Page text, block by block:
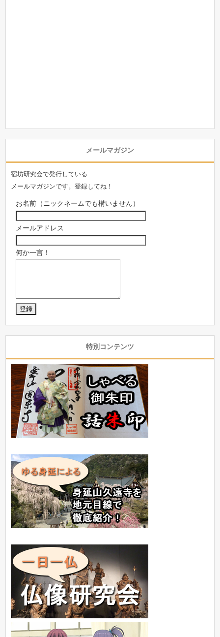
メールマガジン
宿坊研究会で発行している
メールマガジンです。登録してね！
お名前（ニックネームでも構いません）
メールアドレス
何か一言！
特別コンテンツ